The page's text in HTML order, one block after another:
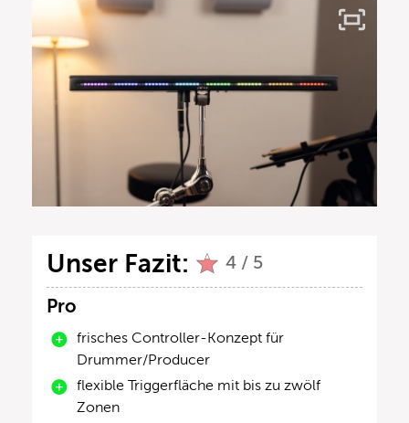
Unser Fazit: 4 / 5
Pro
frisches Controller-Konzept für
Drummer/Producer
flexible Triggerfläche mit bis zu zwölf
Zonen